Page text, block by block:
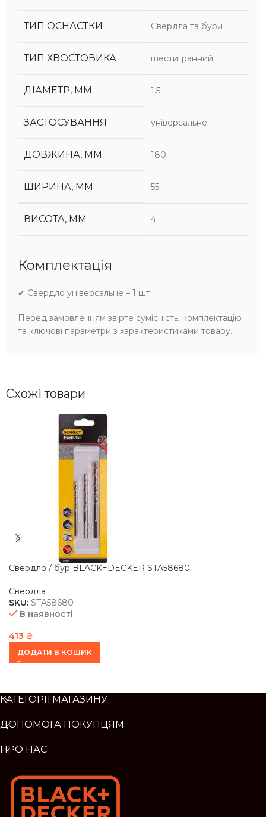
ТИП ОСНАСТКИ Свердла та бури
ТИП ХВОСТОВИКА шестигранний
ДІАМЕТР, ММ 1.5
ЗАСТОСУВАННЯ універсальне
ДОВЖИНА, ММ 180
ШИРИНА, ММ 55
ВИСОТА, ММ 4
Комплектація
✔ Свердло універсальне – 1 шт.
Перед замовленням звірте сумісність, комплектацію
та ключові параметри з характеристиками товару.
Схожі товари
Свердло / бур BLACK+DECKER STA58680
Свердла
SKU: STA58680
В наявності
413 ₴
ДОДАТИ В КОШИК
КАТЕГОРІЇ МАГАЗИНУ
ДОПОМОГА ПОКУПЦЯМ
ПРО НАС